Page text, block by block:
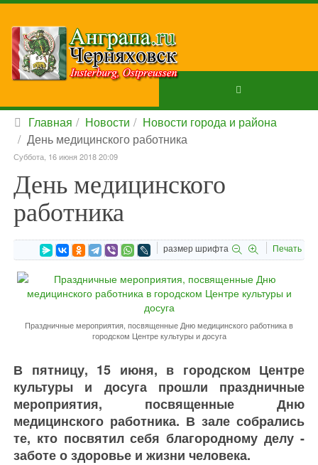
Главная Новости
Новости города и района
День медицинского работника
Суббота, 16 июня 2018 20:09
День медицинского
работника
размер шрифта Печать
Праздничные мероприятия, посвященные Дню медицинского работника в
городском Центре культуры и досуга
В пятницу, 15 июня, в городском Центре
культуры и досуга прошли праздничные
мероприятия, посвященные Дню
медицинского работника. В зале собрались
те, кто посвятил себя благородному делу -
заботе о здоровье и жизни человека.